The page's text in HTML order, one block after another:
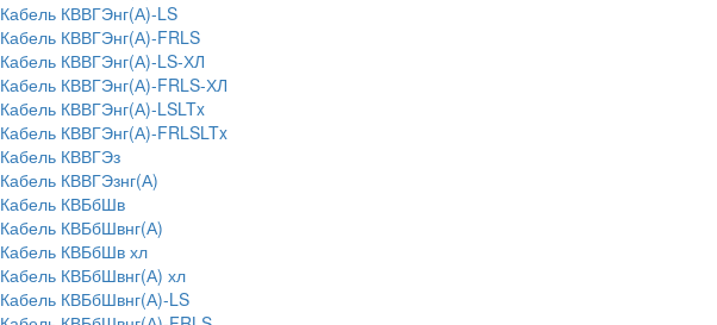
Кабель КВВГЭнг(А)-LS
Кабель КВВГЭнг(А)-FRLS
Кабель КВВГЭнг(А)-LS-ХЛ
Кабель КВВГЭнг(А)-FRLS-ХЛ
Кабель КВВГЭнг(А)-LSLTx
Кабель КВВГЭнг(А)-FRLSLTx
Кабель КВВГЭз
Кабель КВВГЭзнг(А)
Кабель КВБбШв
Кабель КВБбШвнг(А)
Кабель КВБбШв хл
Кабель КВБбШвнг(А) хл
Кабель КВБбШвнг(А)-LS